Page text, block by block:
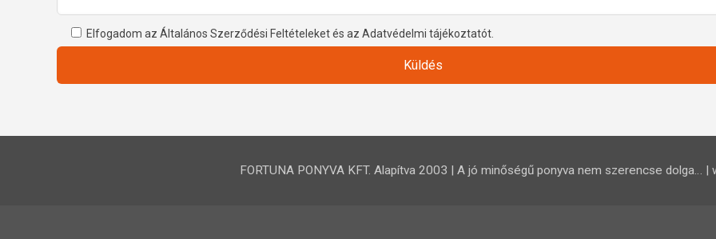
Elfogadom az Általános Szerződési Feltételeket és az Adatvédelmi tájékoztatót.
FORTUNA PONYVA KFT. Alapítva 2003 | A jó minőségű ponyva nem szerencse dolga… |